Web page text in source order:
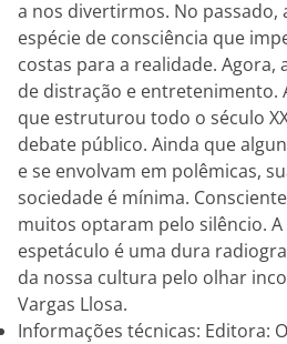
a nos divertirmos. No passado,
espécie de consciência que
costas para a realidade. Agora,
de distração e entretenimento.
que estruturou todo o século
debate público. Ainda que
e se envolvam em polêmicas,
sociedade é mínima.
muitos optaram pelo silêncio. A
espetáculo é uma dura
da nossa cultura pelo olhar
Vargas Llosa.
Informações técnicas: Editora: